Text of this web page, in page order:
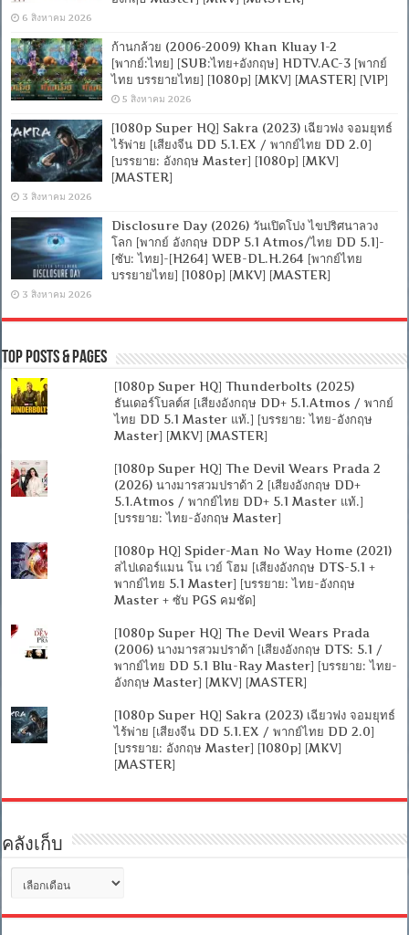
6 สิงหาคม 2026
ก้านกล้วย (2006-2009) Khan Kluay 1-2
[พากย์:ไทย] [SUB:ไทย+อังกฤษ] HDTV.AC-3 [พากย์
ไทย บรรยายไทย] [1080p] [MKV] [MASTER] [VIP]
5 สิงหาคม 2026
[1080p Super HQ] Sakra (2023) เฉียวฟง จอมยุทธ์
ไร้พ่าย [เสียงจีน DD 5.1.EX / พากย์ไทย DD 2.0]
[บรรยาย: อังกฤษ Master] [1080p] [MKV]
[MASTER]
3 สิงหาคม 2026
Disclosure Day (2026) วันเปิดโปง ไขปริศนาลวง
โลก [พากย์ อังกฤษ DDP 5.1 Atmos/ไทย DD 5.1]-
[ซับ: ไทย]-[H264] WEB-DL.H.264 [พากย์ไทย
บรรยายไทย] [1080p] [MKV] [MASTER]
3 สิงหาคม 2026
Top Posts & Pages
[1080p Super HQ] Thunderbolts (2025)
ธันเดอร์โบลต์ส [เสียงอังกฤษ DD+ 5.1.Atmos / พากย์
ไทย DD 5.1 Master แท้.] [บรรยาย: ไทย-อังกฤษ
Master] [MKV] [MASTER]
[1080p Super HQ] The Devil Wears Prada 2
(2026) นางมารสวมปราด้า 2 [เสียงอังกฤษ DD+
5.1.Atmos / พากย์ไทย DD+ 5.1 Master แท้.]
[บรรยาย: ไทย-อังกฤษ Master]
[1080p HQ] Spider-Man No Way Home (2021)
สไปเดอร์แมน โน เวย์ โฮม [เสียงอังกฤษ DTS-5.1 +
พากย์ไทย 5.1 Master] [บรรยาย: ไทย-อังกฤษ
Master + ซับ PGS คมชัด]
[1080p Super HQ] The Devil Wears Prada
(2006) นางมารสวมปราด้า [เสียงอังกฤษ DTS: 5.1 /
พากย์ไทย DD 5.1 Blu-Ray Master] [บรรยาย: ไทย-
อังกฤษ Master] [MKV] [MASTER]
[1080p Super HQ] Sakra (2023) เฉียวฟง จอมยุทธ์
ไร้พ่าย [เสียงจีน DD 5.1.EX / พากย์ไทย DD 2.0]
[บรรยาย: อังกฤษ Master] [1080p] [MKV]
[MASTER]
คลังเก็บ
เก็บ